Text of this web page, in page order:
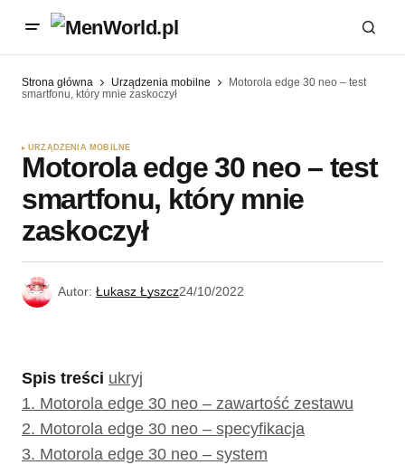
Strona główna Urządzenia mobilne
Motorola edge 30 neo – test
smartfonu, który mnie zaskoczył
URZĄDZENIA MOBILNE
Motorola edge 30 neo – test
smartfonu, który mnie
zaskoczył
Autor: Łukasz Łyszcz24/10/2022
Spis treści ukryj
1. Motorola edge 30 neo – zawartość zestawu
2. Motorola edge 30 neo – specyfikacja
3. Motorola edge 30 neo – system